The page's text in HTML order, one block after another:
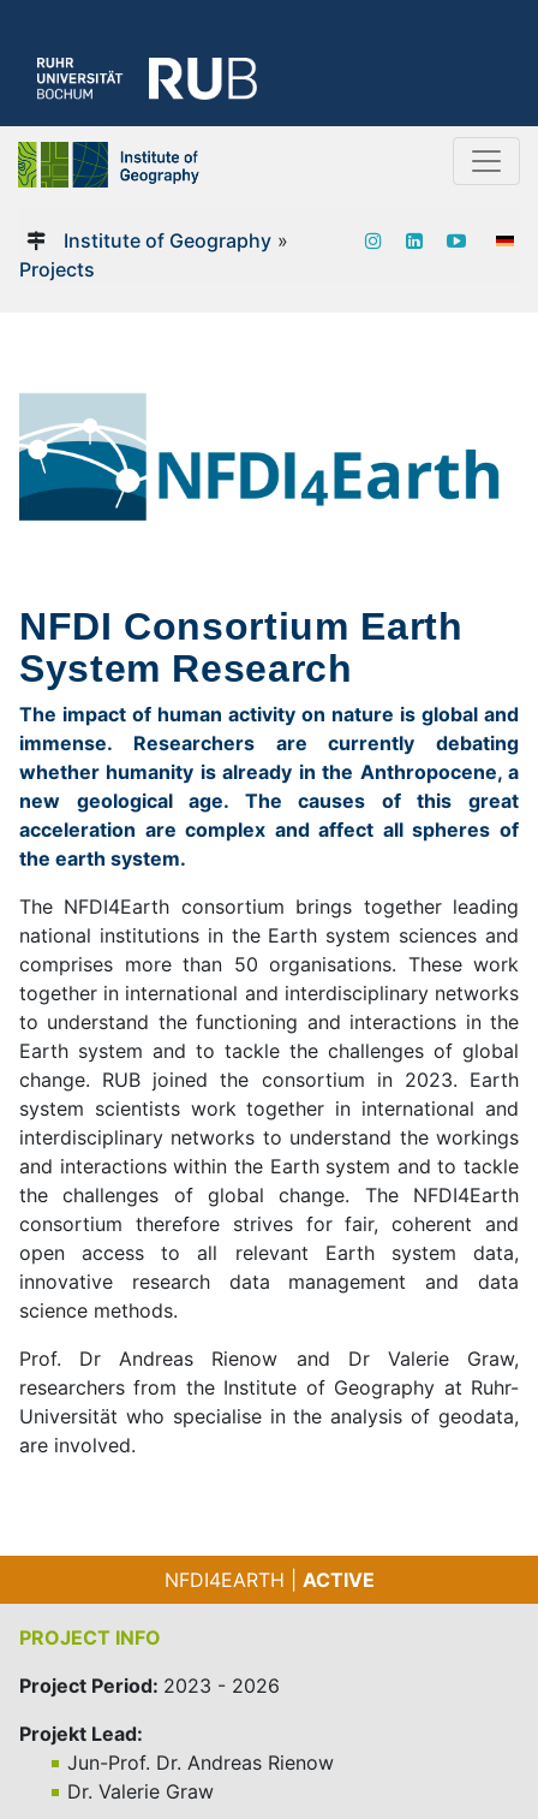
Institute of Geography»
Projects
NFDI Consortium Earth
System Research
The impact of human activity on nature is global and
immense. Researchers are currently debating
whether humanity is already in the Anthropocene, a
new geological age. The causes of this great
acceleration are complex and affect all spheres of
the earth system.
The NFDI4Earth consortium brings together leading
national institutions in the Earth system sciences and
comprises more than 50 organisations. These work
together in international and interdisciplinary networks
to understand the functioning and interactions in the
Earth system and to tackle the challenges of global
change. RUB joined the consortium in 2023. Earth
system scientists work together in international and
interdisciplinary networks to understand the workings
and interactions within the Earth system and to tackle
the challenges of global change. The NFDI4Earth
consortium therefore strives for fair, coherent and
open access to all relevant Earth system data,
innovative research data management and data
science methods.
Prof. Dr Andreas Rienow and Dr Valerie Graw,
researchers from the Institute of Geography at Ruhr-
Universität who specialise in the analysis of geodata,
are involved.
NFDI4EARTH | ACTIVE
PROJECT INFO
Project Period: 2023 - 2026
Projekt Lead:
Jun-Prof. Dr. Andreas Rienow
Dr. Valerie Graw